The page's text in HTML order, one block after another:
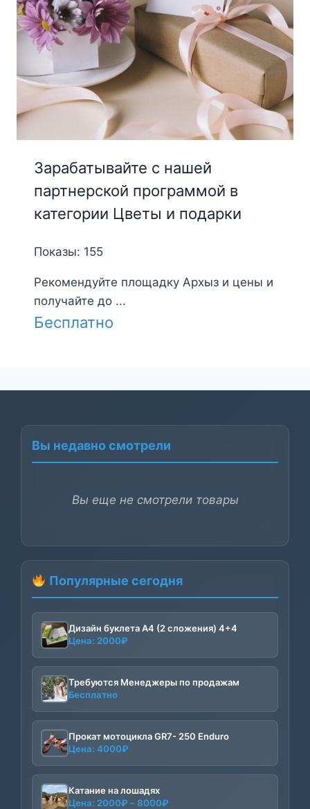
Зарабатывайте с нашей
партнерской программой в
категории Цветы и подарки
Показы: 155
Рекомендуйте площадку Архыз и цены и
получайте до ...
Бесплатно
Вы недавно смотрели
Вы еще не смотрели товары
Популярные сегодня
Дизайн буклета А4 (2 сложения) 4+4
Цена: 2000₽
Требуются Менеджеры по продажам
Бесплатно
Прокат мотоцикла GR7- 250 Enduro
Цена: 4000₽
Катание на лошадях
Цена: 2000₽ –8000₽